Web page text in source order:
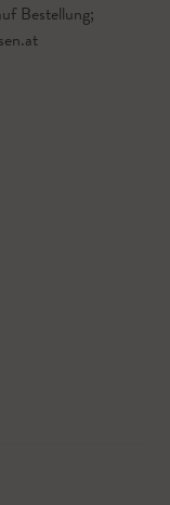
Bestellung;